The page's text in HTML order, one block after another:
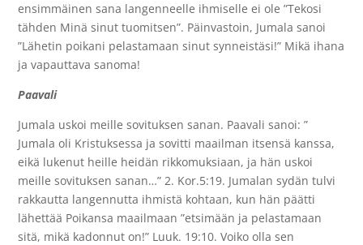
ensimmäinen sana langenneelle ihmiselle ei ole ”Tekosi
tähden Minä sinut tuomitsen”. Päinvastoin, Jumala sanoi
”Lähetin poikani pelastamaan sinut synneistäsi!” Mikä ihana
ja vapauttava sanoma!
Paavali
Jumala uskoi meille sovituksen sanan. Paavali sanoi: ”
Jumala oli Kristuksessa ja sovitti maailman itsensä kanssa,
eikä lukenut heille heidän rikkomuksiaan, ja hän uskoi
meille sovituksen sanan…” 2. Kor.5:19. Jumalan sydän tulvi
rakkautta langennutta ihmistä kohtaan, kun hän päätti
lähettää Poikansa maailmaan ”etsimään ja pelastamaan
sitä, mikä kadonnut on!” Luuk. 19:10. Voiko olla sen